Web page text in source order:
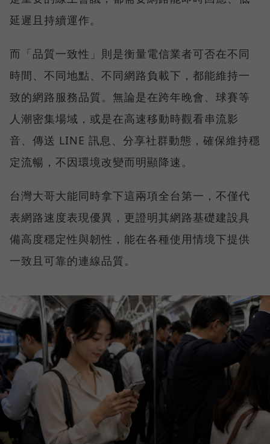
延遲且持續運作。
而「品質一致性」則是衡量電信業者可否在不同
時間、不同地點、不同網路負載下，都能維持一
致的網路服務品質。無論是在跨年晚會、球賽等
人潮密集場域，或是在高速移動時觀看串流影
音、傳送 LINE 訊息、分享社群動態，確保維持穩
定流暢，不因環境改變而明顯降速。
台灣大哥大能同時拿下這兩項全台第一，不僅代
表網路速度表現優異，更證明其網路基礎建設具
備高度穩定性與韌性，能在各種使用情境下提供
一致且可靠的連線品質。